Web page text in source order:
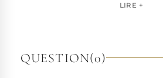
elle a étendu son savoir-faire à
aujourd'hui distribuée dans 110 pays.
LIRE +
QUESTION(0)